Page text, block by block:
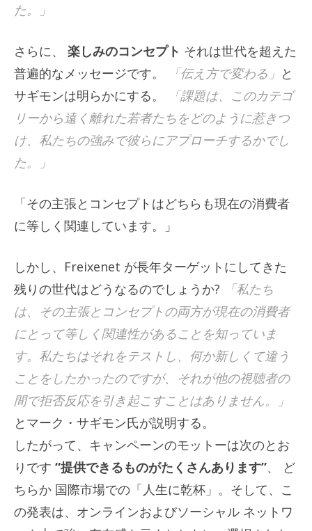
た。」
さらに、 楽しみのコンセプト それは世代を超えた
普遍的なメッセージです。
「伝え方で変わる」 と
サギモンは明らかにする。
「課題は、このカテゴ
リーから遠く離れた若者たちをどのように惹きつ
け、私たちの強みで彼らにアプローチするかでし
た。」
「その主張とコンセプトはどちらも現在の消費者
に等しく関連しています。」
しかし、Freixenet が長年ターゲットにしてきた
残りの世代はどうなるのでしょうか?
「私たち
は、その主張とコンセプトの両方が現在の消費者
にとって等しく関連性があることを知っていま
す。私たちはそれをテストし、何か新しくて違う
ことをしたかったのですが、それが他の視聴者の
間で拒否反応を引き起こすことはありません。」
とマーク・サギモン氏が説明する。
したがって、キャンペーンのモットーは次のとお
りです “提供できるものがたくさんあります”、 ど
ちらか 国際市場での「人生に乾杯」。そして、こ
の発表は、オンラインおよびソーシャル ネットワ